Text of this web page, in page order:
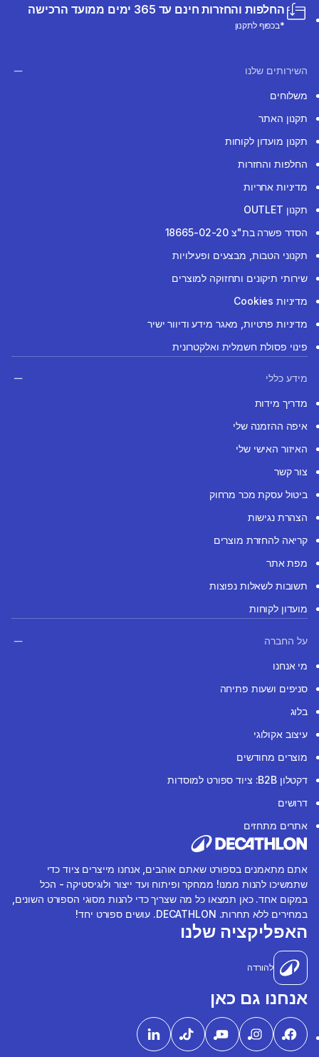
החלפות והחזרות חינם עד 365 ימים ממועד הרכישה
*בכפוף לתקנון
השירותים שלנו
משלוחים
תקנון האתר
תקנון מועדון לקוחות
החלפות והחזרות
מדיניות אחריות
תקנון OUTLET
הסדר פשרה בת"צ 18665-02-20
תקנוני הטבות, מבצעים ופעילויות
שירותי תיקונים ותחזוקה למוצרים
מדיניות Cookies
מדיניות פרטיות, מאגר מידע ודיוור ישיר
פינוי פסולת חשמלית ואלקטרונית
מידע כללי
מדריך מידות
איפה ההזמנה שלי
האיזור האישי שלי
צור קשר
ביטול עסקת מכר מרחוק
הצהרת נגישות
קריאה להחזרת מוצרים
מפת אתר
תשובות לשאלות נפוצות
מועדון לקוחות
על החברה
מי אנחנו
סניפים ושעות פתיחה
בלוג
עיצוב אקולוגי
מוצרים מחודשים
דקטלון B2B: ציוד ספורט למוסדות
דרושים
אתרים מתחזים
אתם מתאמנים בספורט שאתם אוהבים, אנחנו מייצרים ציוד כדי
שתמשיכו להנות ממנו! ממחקר ופיתוח ועד ייצור ולוגיסטיקה - הכל
במקום אחד. כאן תמצאו כל מה שצריך כדי להנות מסוגי הספורט השונים,
במחירים ללא תחרות. DECATHLON. עושים ספורט יחד!
האפליקציה שלנו
להורדה
אנחנו גם כאן